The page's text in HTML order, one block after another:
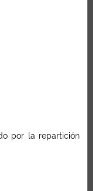
por la repartición